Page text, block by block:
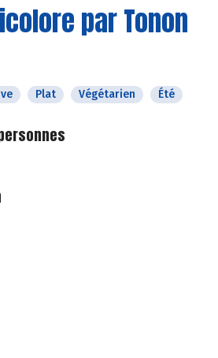
par Tonon
Plat Végétarien Été